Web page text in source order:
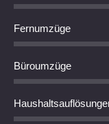
Fernumzüge
Büroumzüge